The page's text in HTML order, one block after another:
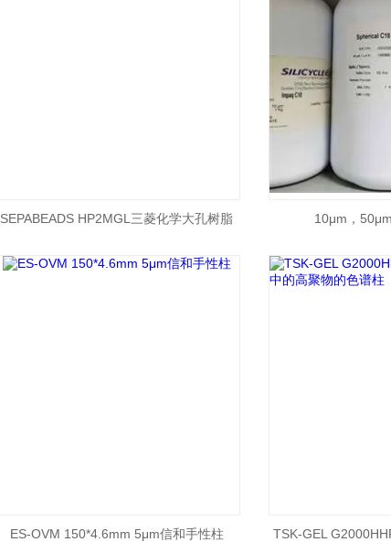
SEPABEADS HP2MGL三菱化学大孔树脂 10μm，
ES-OVM 150*4.6mm 5μm信和手性柱 TSK-GEL